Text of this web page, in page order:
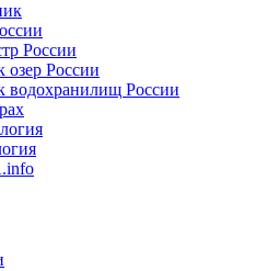
России
озер России
водохранилищ России